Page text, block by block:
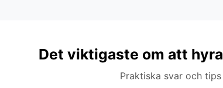
Det viktigaste om att
Praktiska svar och